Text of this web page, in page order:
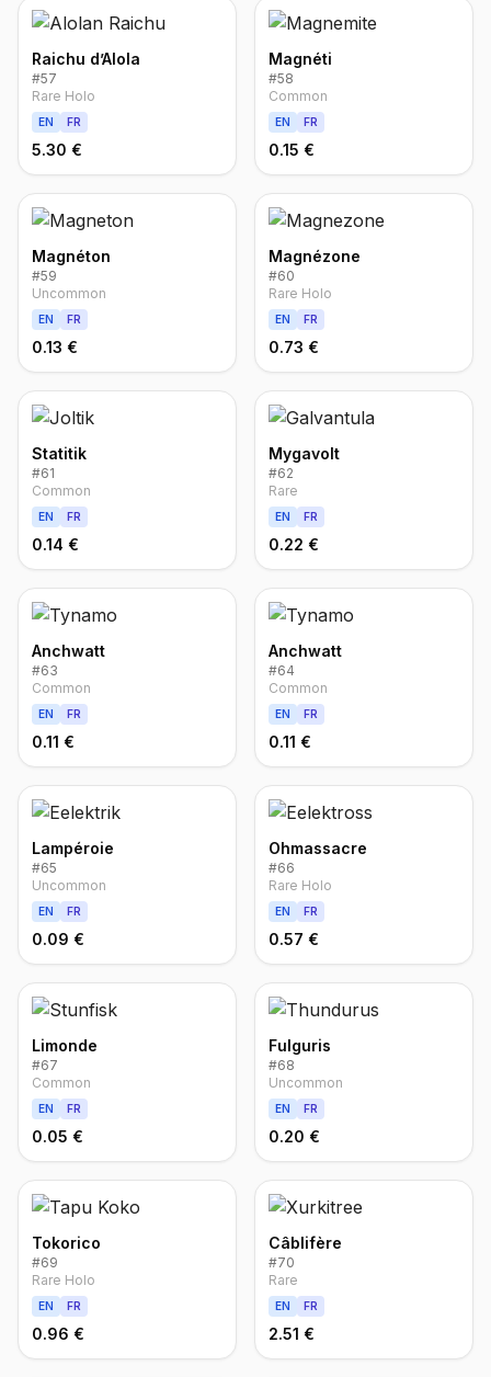
Raichu d’Alola
#57
Rare Holo
EN FR
5.30 €
Magnéti
#58
Common
EN FR
0.15 €
Magnéton
#59
Uncommon
EN FR
0.13 €
Magnézone
#60
Rare Holo
EN FR
0.73 €
Statitik
#61
Common
EN FR
0.14 €
Mygavolt
#62
Rare
EN FR
0.22 €
Anchwatt
#63
Common
EN FR
0.11 €
Anchwatt
#64
Common
EN FR
0.11 €
Lampéroie
#65
Uncommon
EN FR
0.09 €
Ohmassacre
#66
Rare Holo
EN FR
0.57 €
Limonde
#67
Common
EN FR
0.05 €
Fulguris
#68
Uncommon
EN FR
0.20 €
Tokorico
#69
Rare Holo
EN FR
0.96 €
Câblifère
#70
Rare
EN FR
2.51 €